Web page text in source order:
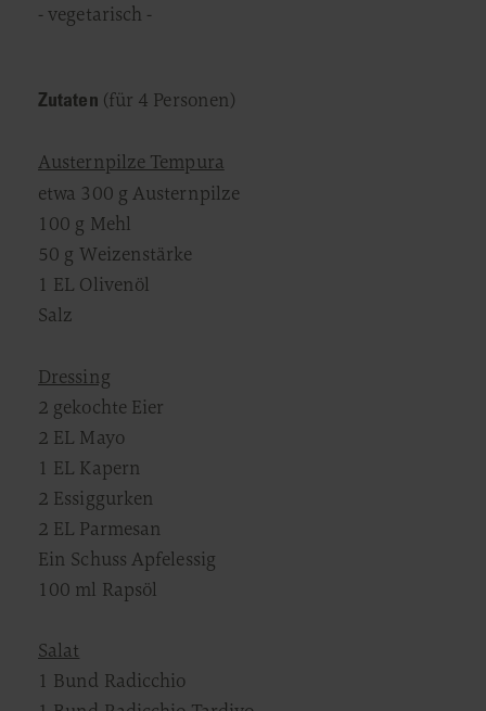
- vegetarisch -
Zutaten (für 4 Personen)
Austernpilze Tempura
etwa 300 g Austernpilze
100 g Mehl
50 g Weizenstärke
1 EL Olivenöl
Salz
Dressing
2 gekochte Eier
2 EL Mayo
1 EL Kapern
2 Essiggurken
2 EL Parmesan
Ein Schuss Apfelessig
100 ml Rapsöl
Salat
1 Bund Radicchio